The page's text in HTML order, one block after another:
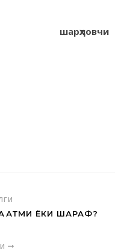
шарҳловчи
ЁКИ ШАРАФ?